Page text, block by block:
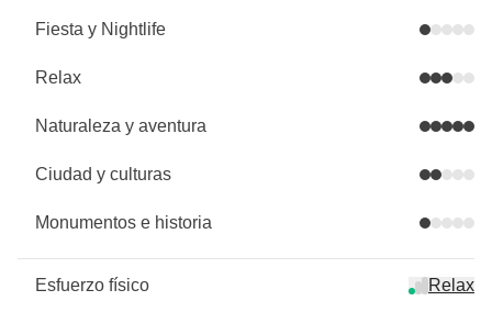
Fiesta y Nightlife
Relax
Naturaleza y aventura
Ciudad y culturas
Monumentos e historia
Esfuerzo físico Relax